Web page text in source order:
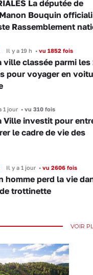
La députée de
Bouquin
Rassemblement
Il y a 19 h •vu 1852 fois
ville classée parmi les
pour voyager en
1 jour •vu 310 fois
Ville investit pour
le cadre de vie des
Il y a 1 jour •vu 2606 fois
homme perd la vie
trottinette
VOIR